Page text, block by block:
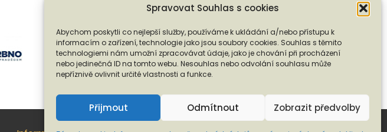
Spravovat Souhlas s cookies
Abychom poskytli co nejlepší služby, používáme k ukládání a/nebo přístupu k
informacím o zařízení, technologie jako jsou soubory cookies. Souhlas s těmito
technologiemi nám umožní zpracovávat údaje, jako je chování při procházení
nebo jedinečná ID na tomto webu. Nesouhlas nebo odvolání souhlasu může
nepříznivě ovlivnit určité vlastnosti a funkce.
Přijmout Odmítnout Zobrazit předvolby
PODPOŘTE NÁS